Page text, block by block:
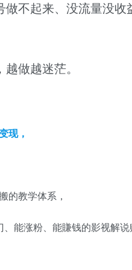
不起来、没流量没收
做越迷茫。
，
的教学体系，
能涨粉、能賺钱的影视解